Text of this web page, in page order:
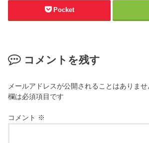
Pocket
コメントを残す
メールアドレスが公開されることはありませ
欄は必須項目です
コメント ※